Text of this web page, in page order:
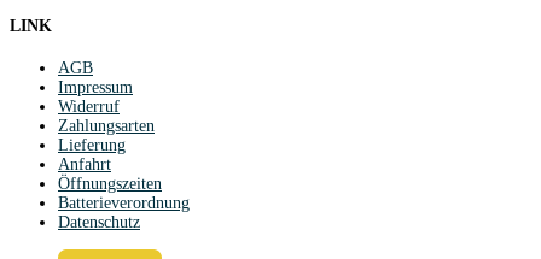
LINK
AGB
Impressum
Widerruf
Zahlungsarten
Lieferung
Anfahrt
Öffnungszeiten
Batterieverordnung
Datenschutz